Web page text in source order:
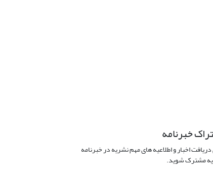
خبرنامه
اخبار و اطلاعیه های مهم نشریه در خبرنامه
مشترک شوید.